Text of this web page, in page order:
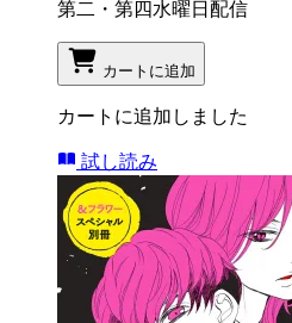
第二・第四水曜日配信
カートに追加
カートに追加しました
試し読み